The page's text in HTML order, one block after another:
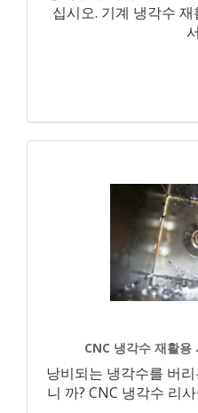
십시오. 기계 냉각수
서
CNC 냉각수 재활용
낭비되는 냉각수를 버
니 까? CNC 냉각수 리